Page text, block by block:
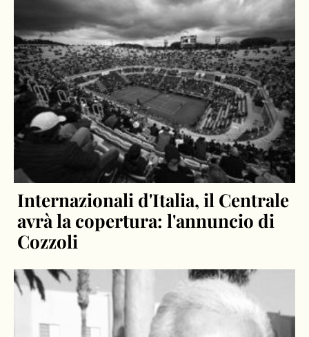
Internazionali d'Italia, il Centrale
avrà la copertura: l'annuncio di
Cozzoli